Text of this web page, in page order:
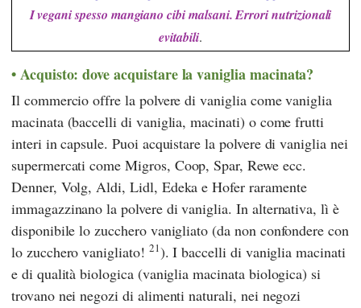
I vegani spesso mangiano cibi malsani. Errori nutrizionali
evitabili.
Acquisto: dove acquistare la vaniglia macinata?
Il commercio offre la polvere di vaniglia come vaniglia
macinata (baccelli di vaniglia, macinati) o come frutti
interi in capsule. Puoi acquistare la polvere di vaniglia nei
supermercati comeMigros, Coop,Spar,Reweecc.
Denner, Volg,Aldi, Lidl, Edeka eHofer raramente
immagazzinano la polvere di vaniglia. In alternativa, lì è
disponibile lo zucchero vanigliato (da non confondere con
lo zucchero vanigliato! 21). I baccelli di vaniglia macinati
e di qualità biologica (vaniglia macinata biologica) si
trovano nei negozi di alimenti naturali, nei negozi